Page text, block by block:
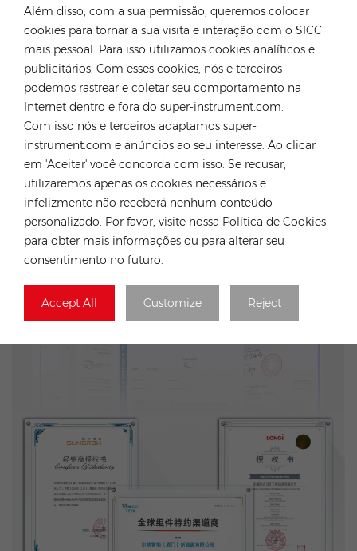
Além disso, com a sua permissão, queremos colocar
cookies para tornar a sua visita e interação com o SICC
mais pessoal. Para isso utilizamos cookies analíticos e
publicitários. Com esses cookies, nós e terceiros
podemos rastrear e coletar seu comportamento na
Internet dentro e fora do super-instrument.com.
Com isso nós e terceiros adaptamos super-
instrument.com e anúncios ao seu interesse. Ao clicar
em 'Aceitar' você concorda com isso. Se recusar,
utilizaremos apenas os cookies necessários e
infelizmente não receberá nenhum conteúdo
personalizado. Por favor, visite nossa Política de Cookies
para obter mais informações ou para alterar seu
consentimento no futuro.
Accept All Customize Reject
ajudar a poupar tempo e dinheiro dos clientes.